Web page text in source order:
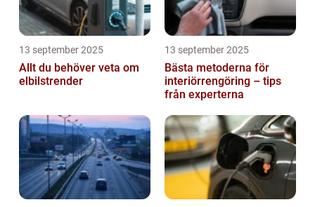
13 september 2025
Allt du behöver veta om
elbilstrender
13 september 2025
Bästa metoderna för
interiörrengöring – tips
från experterna